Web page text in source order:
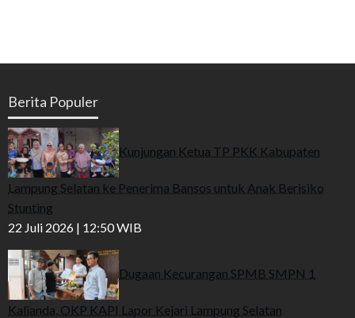
Berita Populer
Kunjungan Ketua TP PKK Kabupaten
Lampung Selatan ke Penerima Bansos untuk Anak Berisiko
Stunting
22 Juli 2026 | 12:50 WIB
Dugaan Kecurangan SPMB SMPN 1
Kalianda, OKP KAPI Lapor Kejari Lampung Selatan